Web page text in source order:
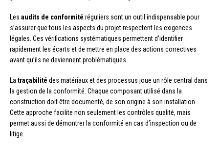
Les audits de conformité réguliers sont un outil indispensable pour
s’assurer que tous les aspects du projet respectent les exigences
légales. Ces vérifications systématiques permettent d’identifier
rapidement les écarts et de mettre en place des actions correctives
avant qu’ils ne deviennent problématiques.
La traçabilité des matériaux et des processus joue un rôle central dans
la gestion de la conformité. Chaque composant utilisé dans la
construction doit être documenté, de son origine à son installation.
Cette approche facilite non seulement les contrôles qualité, mais
permet aussi de démontrer la conformité en cas d’inspection ou de
litige.